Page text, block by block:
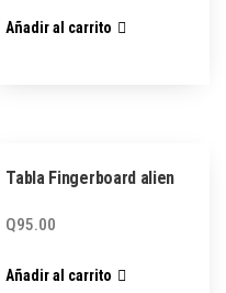
Añadir al carrito
Tabla Fingerboard alien
Q95.00
Añadir al carrito